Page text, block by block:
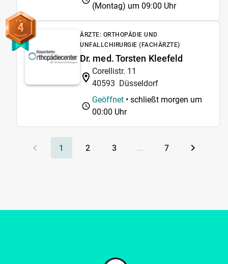
(Montag) um 09:00 Uhr
4
ÄRZTE: ORTHOPÄDIE UND
UNFALLCHIRURGIE (FACHÄRZTE)
Dr. med. Torsten Kleefeld
Corellistr. 11
40593 Düsseldorf
Geöffnet • schließt morgen um
00:00 Uhr
1 2 3 ... 7